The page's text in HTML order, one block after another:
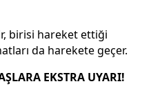
birisi hareket ettiği
da harekete geçer.
EKSTRA UYARI!